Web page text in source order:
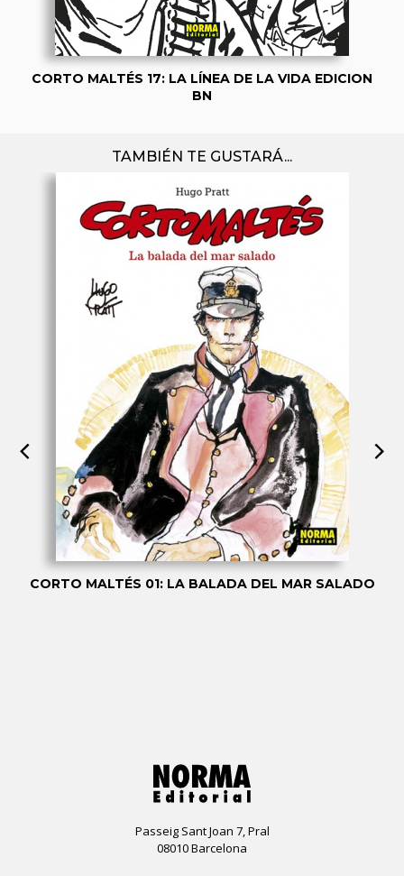
CORTO MALTÉS 17: LA LÍNEA DE LA VIDA EDICION
BN
TAMBIÉN TE GUSTARÁ...
CORTO MALTÉS 01: LA BALADA DEL MAR SALADO
Passeig Sant Joan 7, Pral
08010 Barcelona